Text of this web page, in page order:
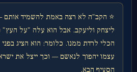
⭐ הקב"ה לא רצה באמת להשמיד אותם
ליצחק וליעקב. אבל הוא עלה "על
הכלי לרדת ממנו. כלומר: הוא הציג
עצמו יהפוך לנאשם — וכך ייצל את
הסעיף הבא.